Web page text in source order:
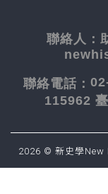
聯絡人：
聯絡電話：
115962
2026 © 新史學New